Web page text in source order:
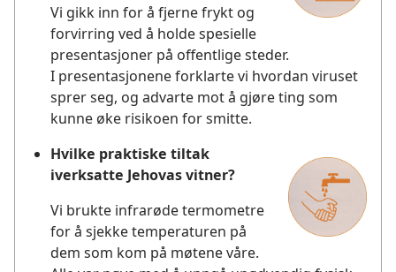
Vi gikk inn for å fjerne frykt og
forvirring ved å holde spesielle
presentasjoner på offentlige steder.
I presentasjonene forklarte vi hvordan viruset
sprer seg, og advarte mot å gjøre ting som
kunne øke risikoen for smitte.
Hvilke praktiske tiltak
iverksatte Jehovas vitner?
Vi brukte infrarøde termometre
for å sjekke temperaturen på
dem som kom på møtene våre.